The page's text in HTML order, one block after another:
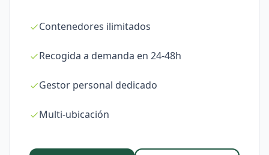
Contenedores ilimitados
Recogida a demanda en 24-48h
Gestor personal dedicado
Multi-ubicación